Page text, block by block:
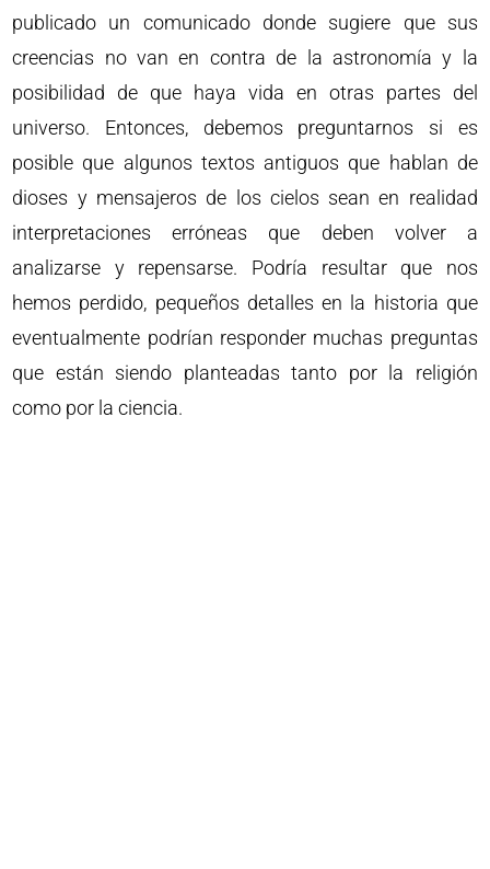
publicado un comunicado donde sugiere que sus
creencias no van en contra de la astronomía y la
posibilidad de que haya vida en otras partes del
universo. Entonces, debemos preguntarnos si es
posible que algunos textos antiguos que hablan de
dioses y mensajeros de los cielos sean en realidad
interpretaciones erróneas que deben volver a
analizarse y repensarse. Podría resultar que nos
hemos perdido, pequeños detalles en la historia que
eventualmente podrían responder muchas preguntas
que están siendo planteadas tanto por la religión
como por la ciencia.